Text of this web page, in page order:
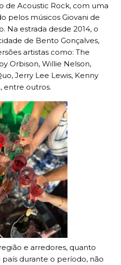
de Acoustic Rock, com uma
pelos músicos Giovani de
Na estrada desde 2014, o
de Bento Gonçalves,
artistas como: The
Orbison, Willie Nelson,
Jerry Lee Lewis, Kenny
entre outros.
e arredores, quanto
durante o período, não